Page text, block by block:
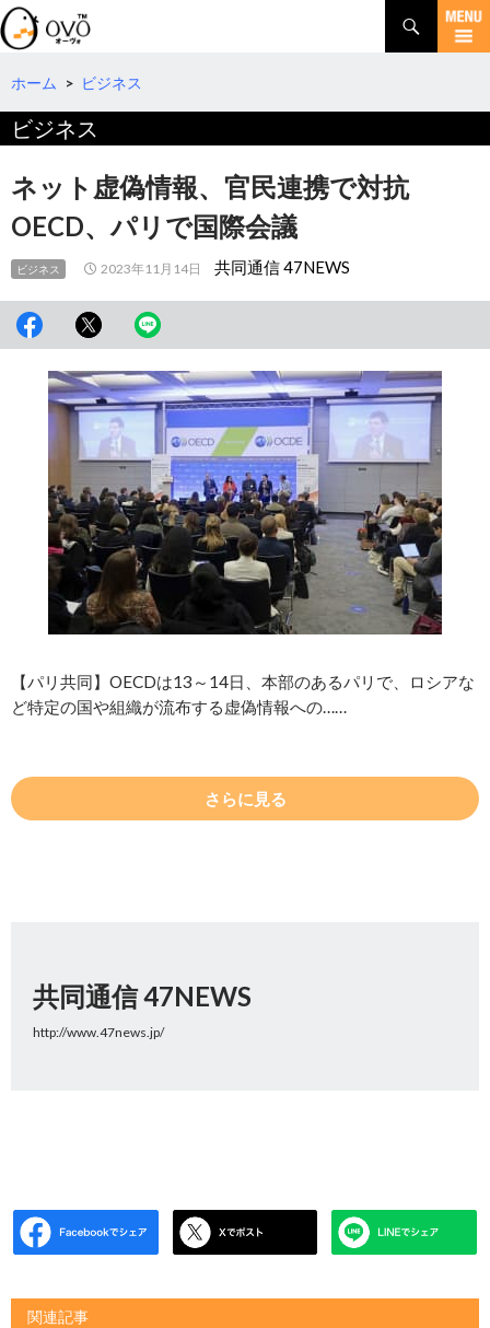
検
索
コ
テ
へ
動
ホーム > ビジネス
ビジネス
ネット虚偽情報、官民連携で対抗
OECD、パリで国際会議
ビジネス 2023年11月14日 共同通信 47NEWS
【パリ共同】OECDは13～14日、本部のあるパリで、ロシアな
ど特定の国や組織が流布する虚偽情報への……
さらに見る
共同通信 47NEWS
http://www.47news.jp/
関連記事